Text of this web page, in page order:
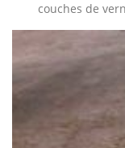
couches de